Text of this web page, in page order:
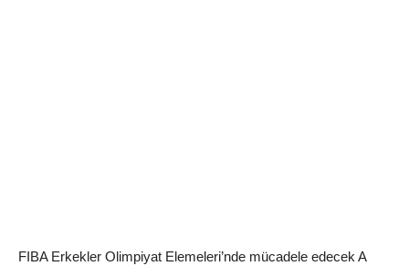
FIBA Erkekler Olimpiyat Elemeleri’nde mücadele edecek A